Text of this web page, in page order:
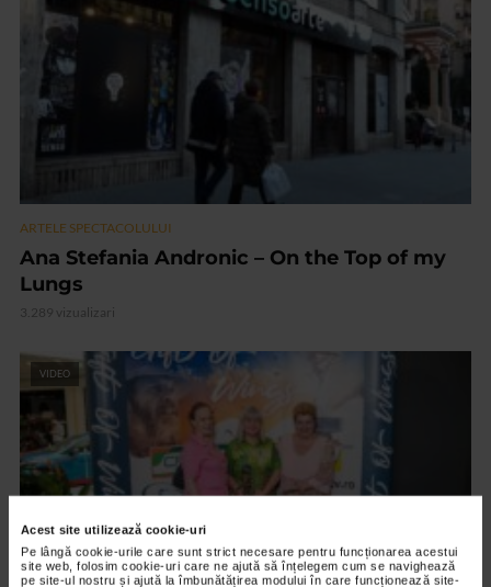
Acest site utilizează cookie-uri
Pe lângă cookie-urile care sunt strict necesare pentru funcționarea acestui
site web, folosim cookie-uri care ne ajută să înțelegem cum se navighează
pe site-ul nostru și ajută la îmbunătățirea modului în care funcționează site-
ARTELE SPECTACOLULUI
Ana Stefania Andronic – On the Top of my
Lungs
3.289 vizualizari
VIDEO